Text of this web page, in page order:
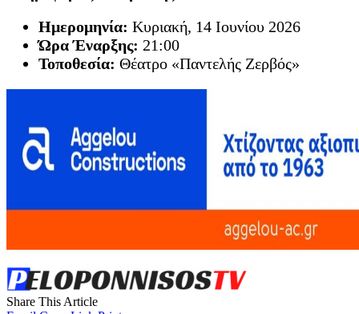
Ημερομηνία: Κυριακή, 14 Ιουνίου 2026
Ώρα Έναρξης: 21:00
Τοποθεσία: Θέατρο «Παντελής Ζερβός»
Share This Article